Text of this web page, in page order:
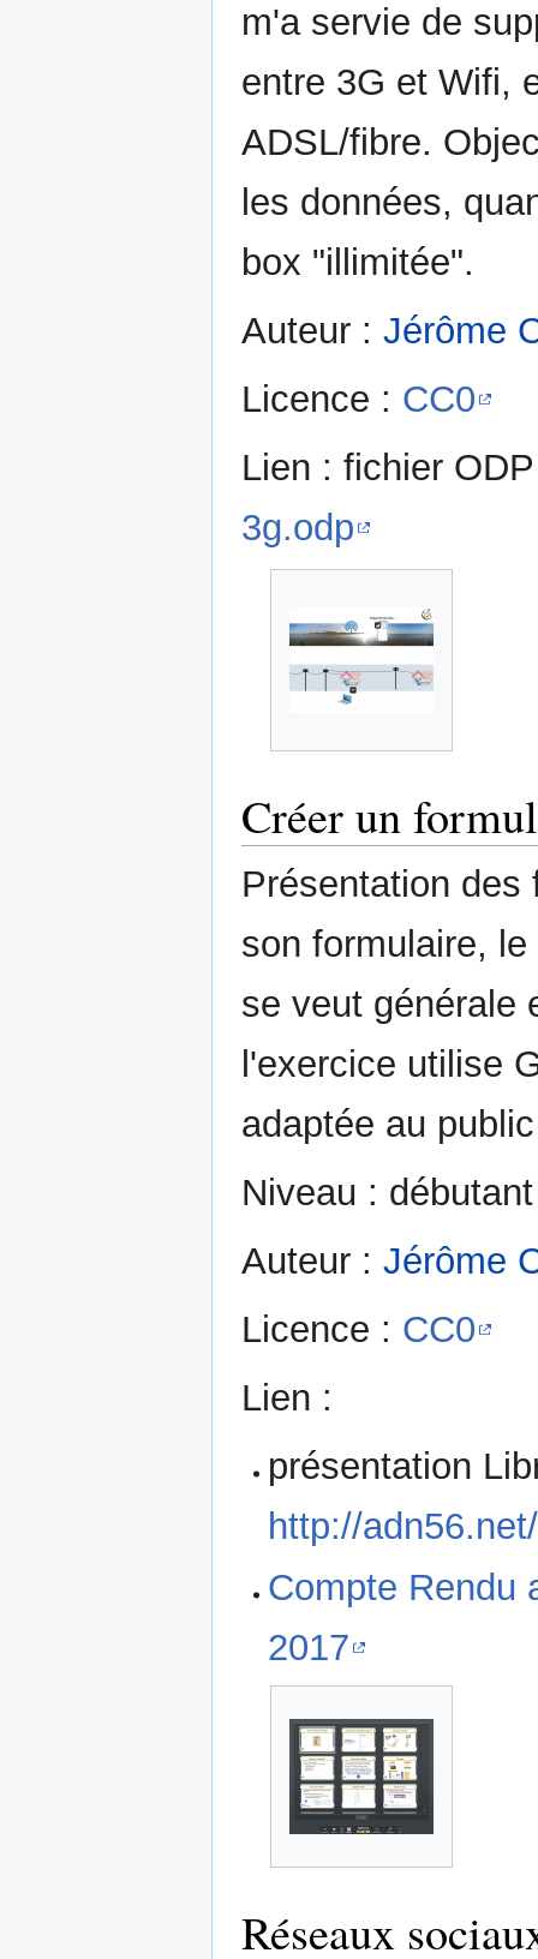
m'a servie de
entre 3G et Wifi,
ADSL/fibre.
les données,
box "illimitée".
Auteur : Jérôme
Licence : CC0
Lien : fichier
3g.odp
Créer un
Présentation des
son formulaire,
se veut générale
l'exercice utilise
adaptée au
Niveau : débutant
Auteur : Jérôme
Licence : CC0
Lien :
présentation
http://
Compte Rendu
2017
Réseaux